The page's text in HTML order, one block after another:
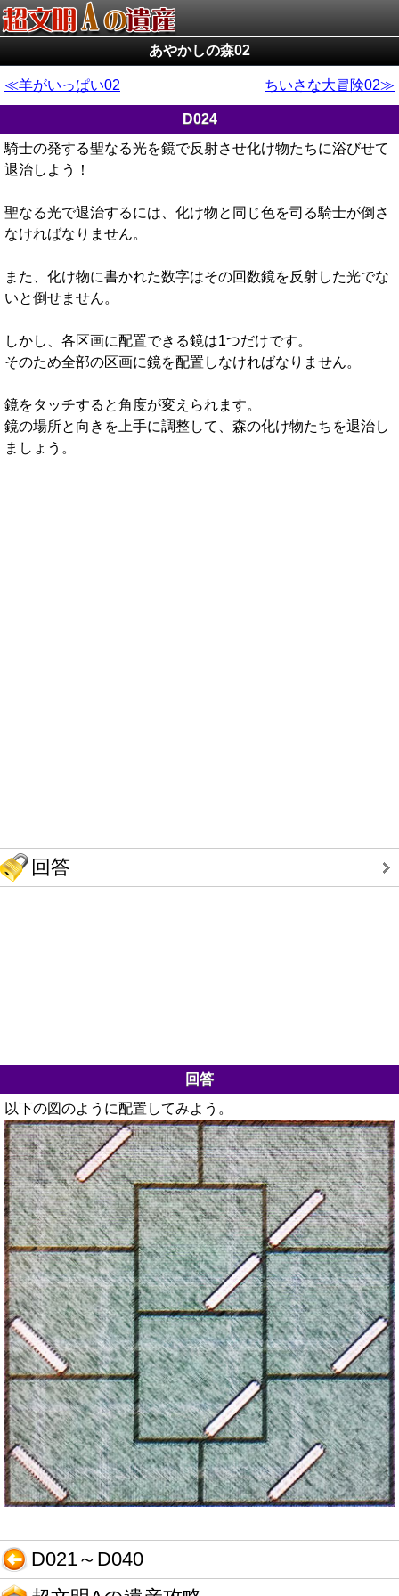
あやかしの森02
羊がいっぱい02 ちいさな大冒険02
D024
騎士の発する聖なる光を鏡で反射させ化け物たちに浴びせて
退治しよう！
聖なる光で退治するには、化け物と同じ色を司る騎士が倒さ
なければなりません。
また、化け物に書かれた数字はその回数鏡を反射した光でな
いと倒せません。
しかし、各区画に配置できる鏡は1つだけです。
そのため全部の区画に鏡を配置しなければなりません。
鏡をタッチすると角度が変えられます。
鏡の場所と向きを上手に調整して、森の化け物たちを退治し
ましょう。
回答
回答
以下の図のように配置してみよう。
D021～D040